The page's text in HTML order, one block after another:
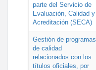
parte del Servicio de
Evaluación, Calidad y
Acreditación (SECA)
Gestión de programas
de calidad
relacionados con los
títulos oficiales, por